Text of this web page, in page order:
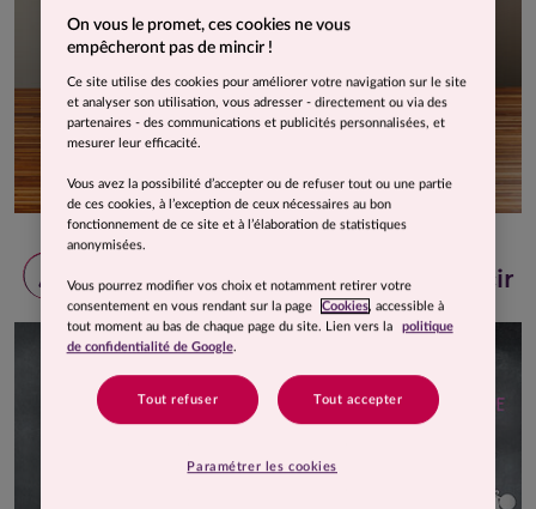
2 Des menuséquilibrés pour mincir
On vous le promet, ces cookies ne vous
empêcheront pas de mincir !
Ce site utilise des cookies pour améliorer votre navigation sur le site
et analyser son utilisation, vous adresser - directement ou via des
partenaires - des communications et publicités personnalisées, et
mesurer leur efficacité.
Vous avez la possibilité d’accepter ou de refuser tout ou une partie
de ces cookies, à l’exception de ceux nécessaires au bon
fonctionnement de ce site et à l’élaboration de statistiques
anonymisées.
Vous pourrez modifier vos choix et notamment retirer votre
consentement en vous rendant sur la page
Cookies, accessible à
tout moment au bas de chaque page du site. Lien vers la
politique
de confidentialité de Google.
Tout refuser Tout accepter
Paramétrer les cookies